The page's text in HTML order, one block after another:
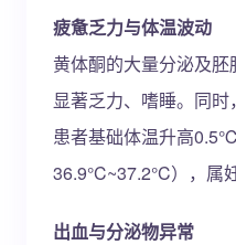
疲惫乏力与体温波动
黄体酮的大量分泌及
显著乏力、嗜睡。同
患者基础体温升高
36.9°C~37.2°C），属
出血与分泌物异常